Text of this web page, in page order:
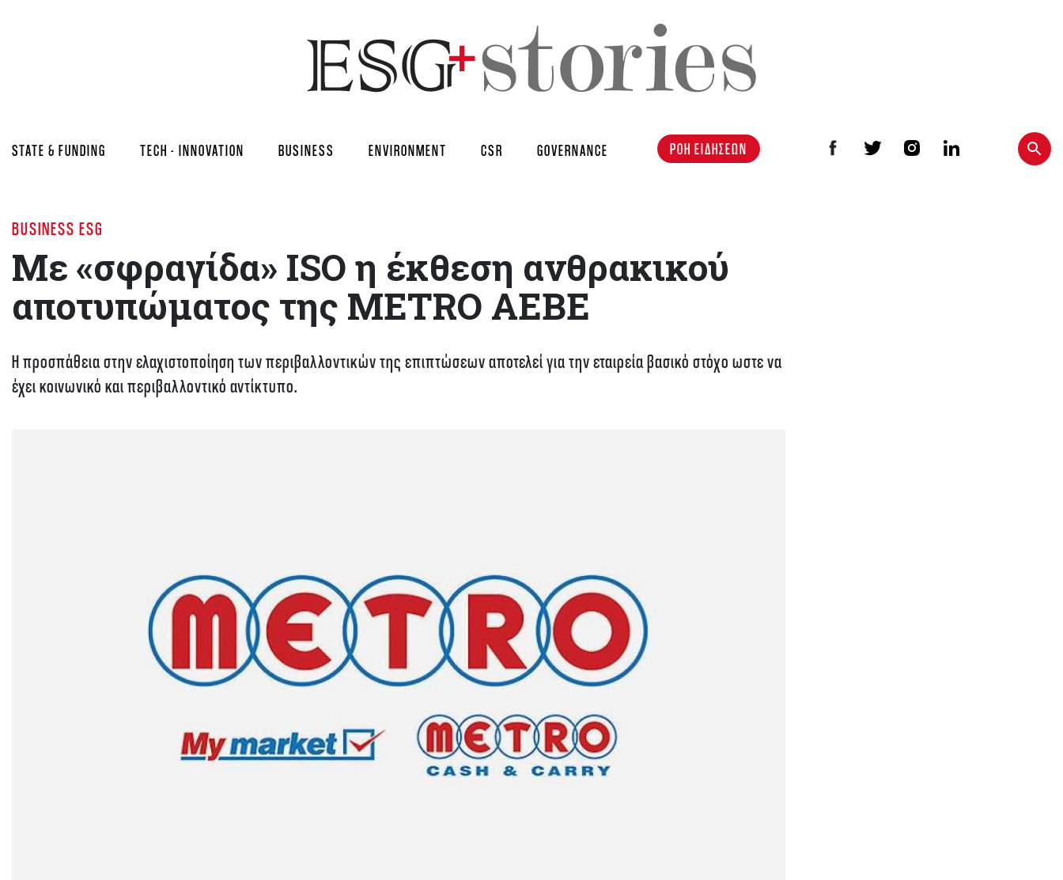
STATE & FUNDING TECH - INNOVATION BUSINESS ENVIRONMENT CSR GOVERNANCE ΡΟΗ ΕΙΔΗΣΕΩΝ
BUSINESS ESG
Με «σφραγίδα» ISO η έκθεση ανθρακικού
αποτυπώματος της MΕTRO ΑΕΒΕ
Η προσπάθεια στην ελαχιστοποίηση των περιβαλλοντικών της επιπτώσεων αποτελεί για την εταιρεία βασικό στόχo ωστε να
έχει κοινωνικό και περιβαλλοντικό αντίκτυπο.